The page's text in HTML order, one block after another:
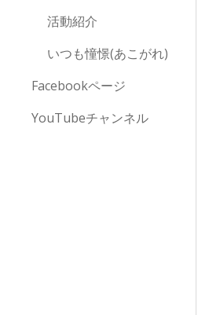
活動紹介
いつも憧憬(あこがれ)
Facebookページ
YouTubeチャンネル